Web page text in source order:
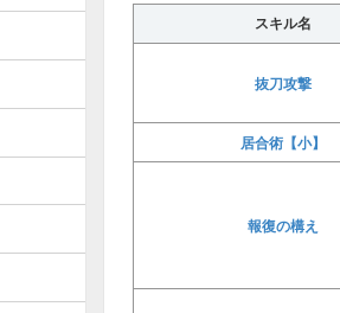
スキル名
抜刀攻撃
居合術【小】
報復の構え